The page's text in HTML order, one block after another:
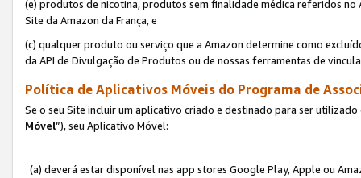
(e) produtos de nicotina, produtos sem finalidade médica referidos no
Site da Amazon da França, e
(c) qualquer produto ou serviço que a Amazon determine como
da API de Divulgação de Produtos ou de nossas ferramentas de
Política de Aplicativos Móveis do Programa de
Se o seu Site incluir um aplicativo criado e destinado para ser
Móvel”), seu Aplicativo Móvel:
(a) deverá estar disponível nas app stores Google Play, Apple ou